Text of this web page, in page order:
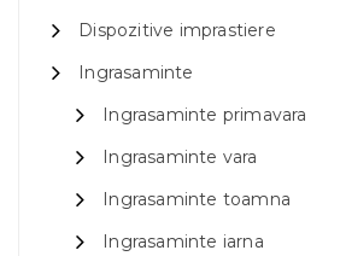
Dispozitive imprastiere
Ingrasaminte
Ingrasaminte primavara
Ingrasaminte vara
Ingrasaminte toamna
Ingrasaminte iarna